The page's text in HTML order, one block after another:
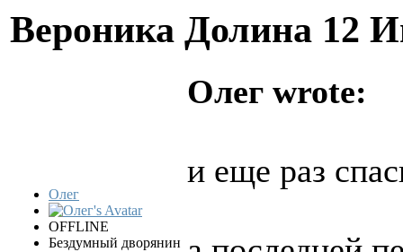
Вероника Долина 12
Олег
OFFLINE
Бездумный дворянин
Олег wrote:
и еще раз